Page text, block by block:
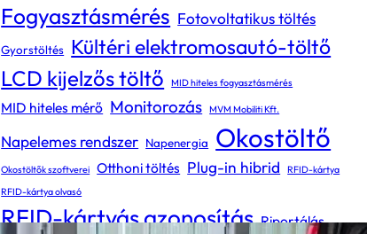
Fogyasztásmérés Fotovoltatikus töltés
Gyorstöltés Kültéri elektromosautó-töltő
LCD kijelzős töltő MID hiteles fogyasztásmérés
MID hiteles mérő Monitorozás MVM Mobiliti Kft.
Napelemes rendszer Napenergia Okostöltő
Okostöltők szoftverei Otthoni töltés Plug-in hibrid
RFID-kártya
RFID-kártya olvasó
RFID-kártyás azonosítás Riportálás